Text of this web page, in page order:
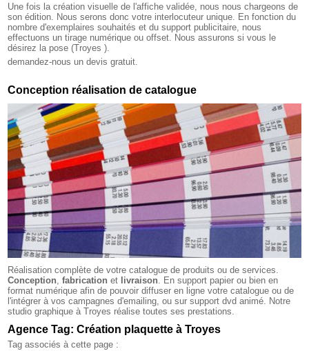
Une fois la création visuelle de l'affiche validée, nous nous chargeons de
son édition. Nous serons donc votre interlocuteur unique. En fonction du
nombre d'exemplaires souhaités et du support publicitaire, nous
effectuons un tirage numérique ou offset. Nous assurons si vous le
désirez la pose (Troyes ).
demandez-nous un devis gratuit.
Conception réalisation de catalogue
Réalisation complète de votre catalogue de produits ou de services.
Conception ,fabrication et livraison . En support papier ou bien en
format numérique afin de pouvoir diffuser en ligne votre catalogue ou de
l'intégrer à vos campagnes d'emailing, ou sur support dvd animé. Notre
studio graphique à Troyes réalise toutes ses prestations.
Agence Tag: Création plaquette à Troyes
Tag associés à cette page :